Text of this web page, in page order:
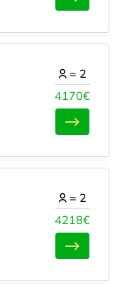
4170€
= 2
4218€
= 2